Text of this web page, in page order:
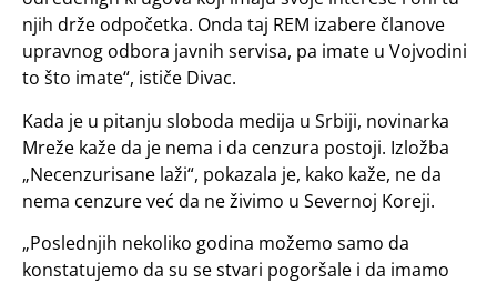
njih drže odpočetka. Onda taj REM izabere članove
upravnog odbora javnih servisa, pa imate u Vojvodini
to što imate“, ističe Divac.
Kada je u pitanju sloboda medija u Srbiji, novinarka
Mreže kaže da je nema i da cenzura postoji. Izložba
„Necenzurisane laži“, pokazala je, kako kaže, ne da
nema cenzure već da ne živimo u Severnoj Koreji.
„Poslednjih nekoliko godina možemo samo da
konstatujemo da su se stvari pogoršale i da imamo